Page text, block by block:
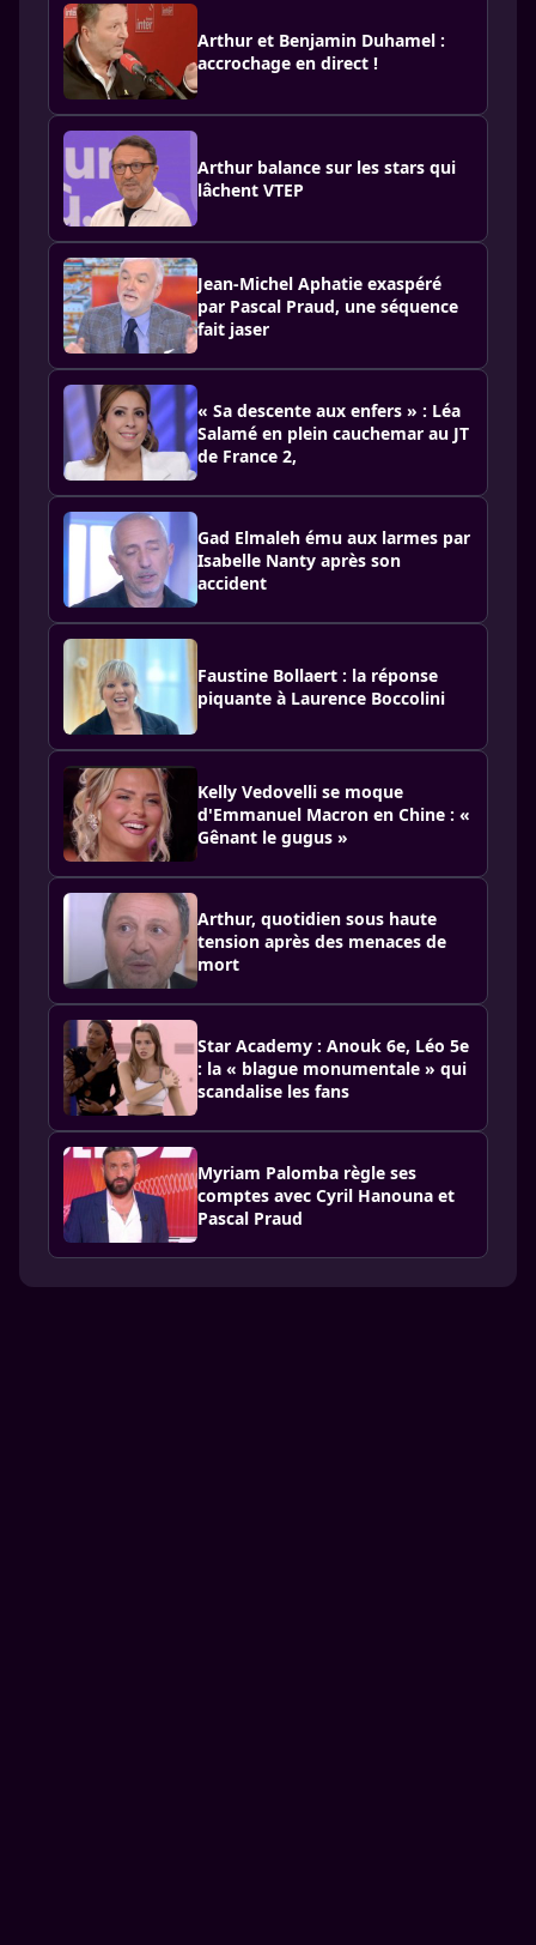
Arthur et Benjamin Duhamel :
accrochage en direct !
Arthur balance sur les stars qui
lâchent VTEP
Jean-Michel Aphatie exaspéré
par Pascal Praud, une séquence
fait jaser
« Sa descente aux enfers » : Léa
Salamé en plein cauchemar au JT
de France 2,
Gad Elmaleh ému aux larmes par
Isabelle Nanty après son
accident
Faustine Bollaert : la réponse
piquante à Laurence Boccolini
Kelly Vedovelli se moque
d'Emmanuel Macron en Chine : «
Gênant le gugus »
Arthur, quotidien sous haute
tension après des menaces de
mort
Star Academy : Anouk 6e, Léo 5e
: la « blague monumentale » qui
scandalise les fans
Myriam Palomba règle ses
comptes avec Cyril Hanouna et
Pascal Praud